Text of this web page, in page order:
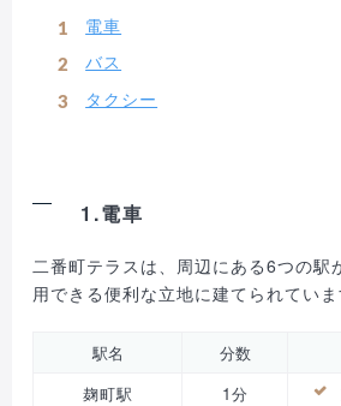
電車
バス
タクシー
1.電車
二番町テラスは、周辺にある6つの駅
用できる便利な立地に建てられていま
駅名 分数
麹町駅
1分